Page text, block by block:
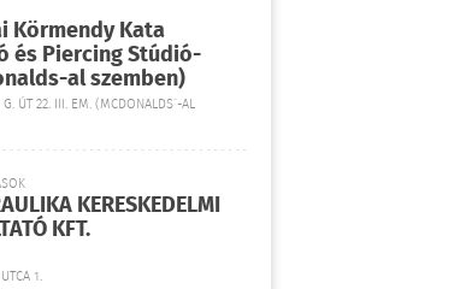
Körmendy Kata
és Piercing Stúdió-
al szemben)
ÚT 22. III. EM. (MCDONALDS´-AL
KERESKEDELMI
KFT.
1.